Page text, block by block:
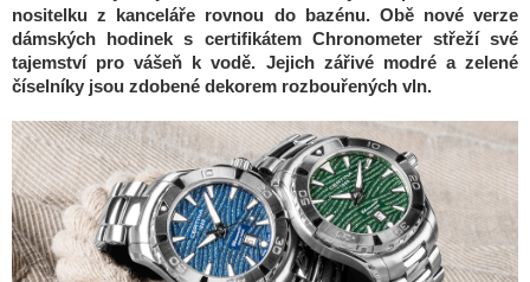
nositelku z kanceláře rovnou do bazénu. Obě nové verze
dámských hodinek s certifikátem Chronometer střeží své
tajemství pro vášeň k vodě. Jejich zářivé modré a zelené
číselníky jsou zdobené dekorem rozbouřených vln.